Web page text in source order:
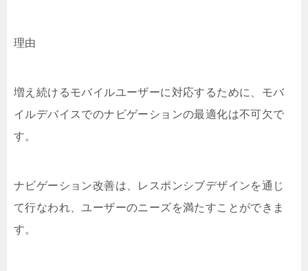
理由
増え続けるモバイルユーザーに対応するために、モバ
イルデバイスでのナビゲーションの最適化は不可欠で
す。
ナビゲーション改善は、レスポンシブデザインを通じ
て行なわれ、ユーザーのニーズを満たすことができま
す。